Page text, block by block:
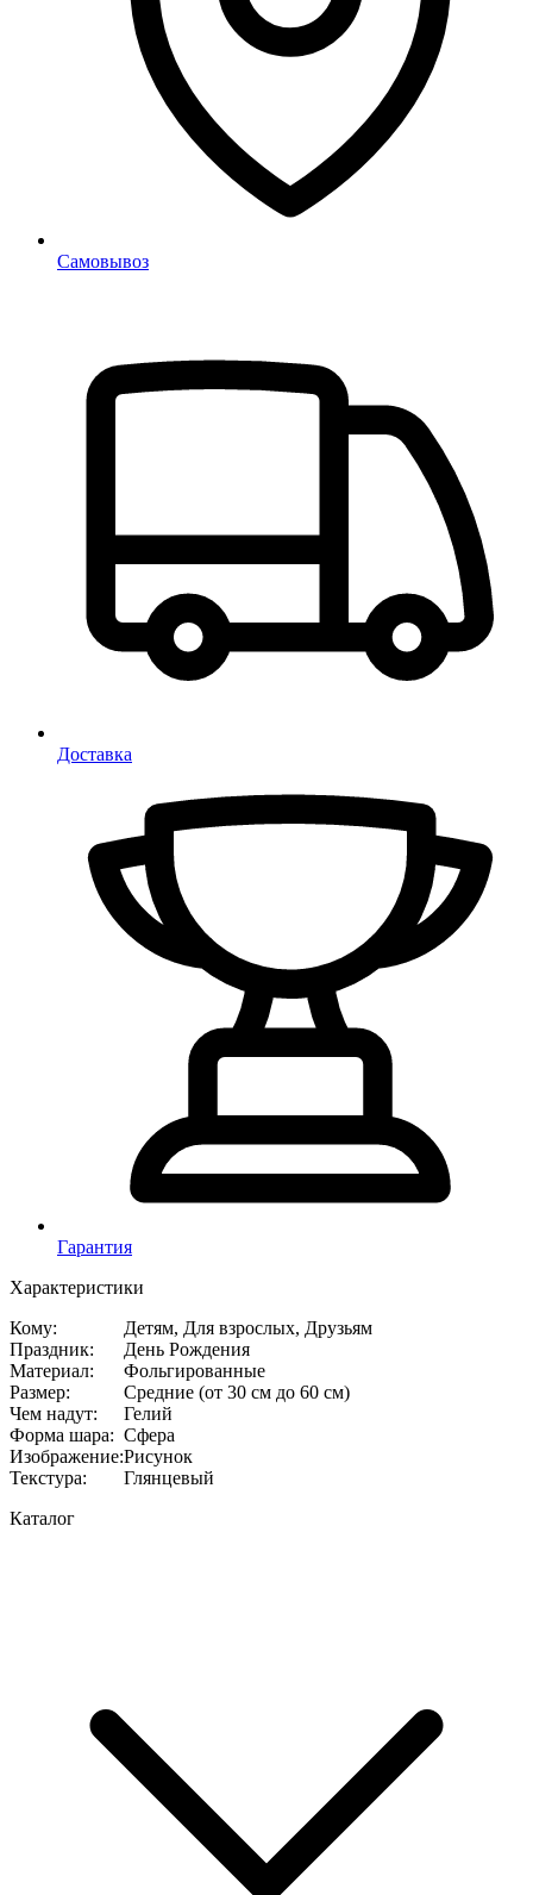
Самовывоз
Доставка
Гарантия
Характеристики
Кому:
Детям, Для взрослых, Друзьям
Праздник:
День Рождения
Материал:
Фольгированные
Размер:
Средние (от 30 см до 60 см)
Чем надут:
Гелий
Форма шара: Сфера
Изображение:Рисунок
Текстура:
Глянцевый
Каталог